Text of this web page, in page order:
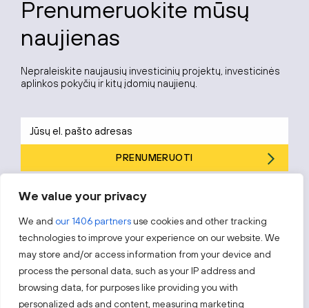
We value your privacy
We and our 1406 partnersuse cookies and other tracking
technologies to improve your experience on our website. We
may store and/or access information from your device and
process the personal data, such as your IP address and
browsing data, for purposes like providing you with
personalized ads and content, measuring marketing
Prenumeruokite mūsų
naujienas
Nepraleiskite naujausių investicinių projektų, investicinės
aplinkos pokyčių ir kitų įdomių naujienų.
PRENUMERUOTI
politika.
Sekite mus